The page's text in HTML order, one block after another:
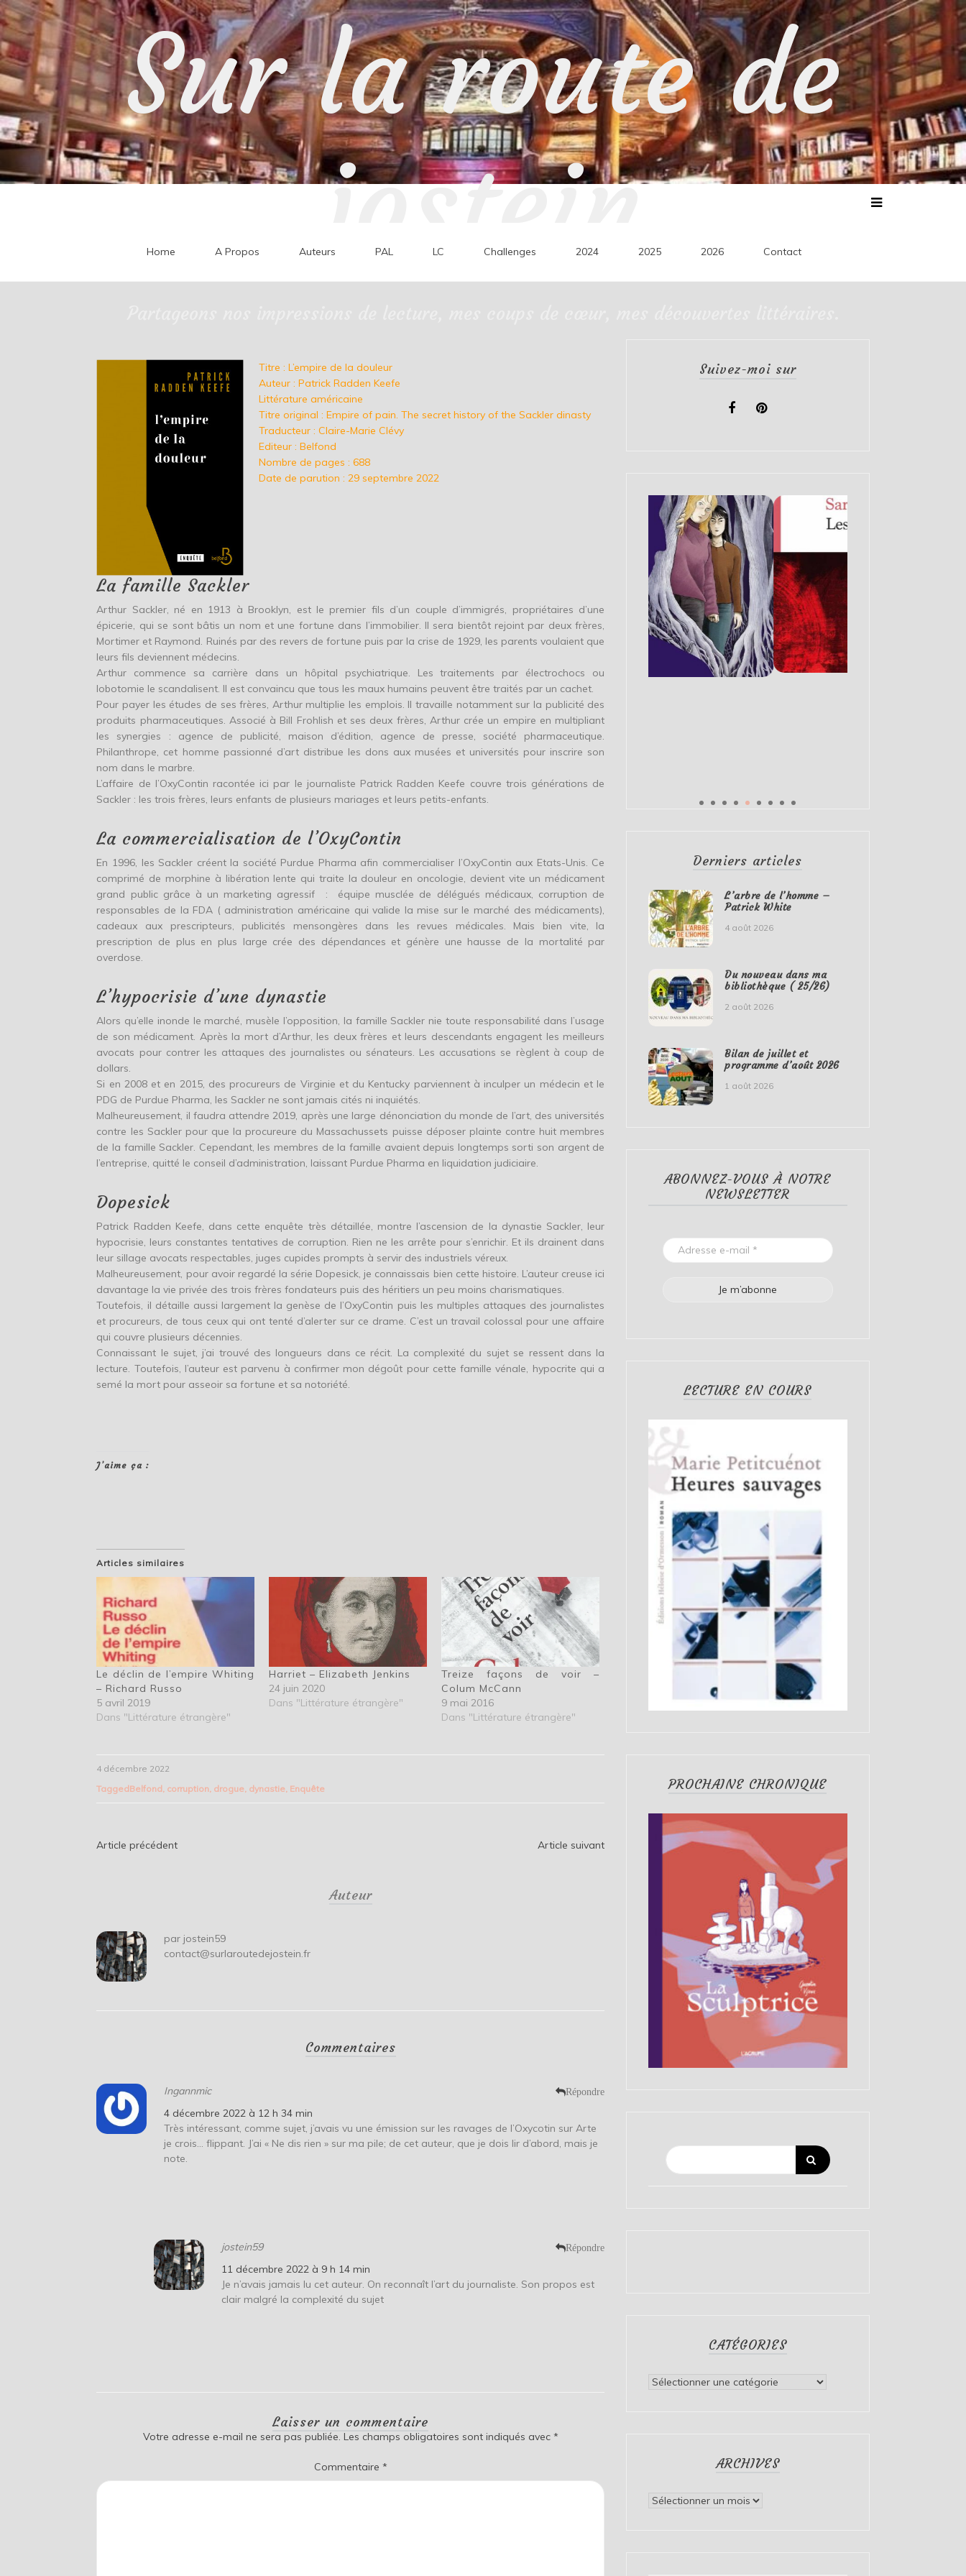
Skip
to
content
Sur la route de
jostein
Home A Propos Auteurs PAL LC Challenges 2024 2025 2026 Contact
Titre : L’empire de la douleur
Auteur : Patrick Radden Keefe
Littérature américaine
Titre original : Empire of pain. The secret history of the Sackler dinasty
Traducteur : Claire-Marie Clévy
Editeur : Belfond
Nombre de pages : 688
Date de parution : 29 septembre 2022
La famille Sackler
Arthur Sackler, né en 1913 à Brooklyn, est le premier fils d’un couple d’immigrés, propriétaires d’une
épicerie, qui se sont bâtis un nom et une fortune dans l’immobilier. Il sera bientôt rejoint par deux frères,
Mortimer et Raymond. Ruinés par des revers de fortune puis par la crise de 1929, les parents voulaient que
leurs fils deviennent médecins.
Arthur commence sa carrière dans un hôpital psychiatrique. Les traitements par électrochocs ou
lobotomie le scandalisent. Il est convaincu que tous les maux humains peuvent être traités par un cachet.
Pour payer les études de ses frères, Arthur multiplie les emplois. Il travaille notamment sur la publicité des
produits pharmaceutiques. Associé à Bill Frohlish et ses deux frères, Arthur crée un empire en multipliant
les synergies : agence de publicité, maison d’édition, agence de presse, société pharmaceutique.
Philanthrope, cet homme passionné d’art distribue les dons aux musées et universités pour inscrire son
nom dans le marbre.
L’affaire de l’OxyContin racontée ici par le journaliste Patrick Radden Keefe couvre trois générations de
Sackler : les trois frères, leurs enfants de plusieurs mariages et leurs petits-enfants.
La commercialisation de l’OxyContin
En 1996, les Sackler créent la société Purdue Pharma afin commercialiser l’OxyContin aux Etats-Unis. Ce
comprimé de morphine à libération lente qui traite la douleur en oncologie, devient vite un médicament
grand public grâce à un marketing agressif : équipe musclée de délégués médicaux, corruption de
responsables de la FDA ( administration américaine qui valide la mise sur le marché des médicaments),
cadeaux aux prescripteurs, publicités mensongères dans les revues médicales. Mais bien vite, la
prescription de plus en plus large crée des dépendances et génère une hausse de la mortalité par
overdose.
L’hypocrisie d’une dynastie
Alors qu’elle inonde le marché, musèle l’opposition, la famille Sackler nie toute responsabilité dans l’usage
de son médicament. Après la mort d’Arthur, les deux frères et leurs descendants engagent les meilleurs
avocats pour contrer les attaques des journalistes ou sénateurs. Les accusations se règlent à coup de
dollars.
Si en 2008 et en 2015, des procureurs de Virginie et du Kentucky parviennent à inculper un médecin et le
PDG de Purdue Pharma, les Sackler ne sont jamais cités ni inquiétés.
Malheureusement, il faudra attendre 2019, après une large dénonciation du monde de l’art, des universités
contre les Sackler pour que la procureure du Massachussets puisse déposer plainte contre huit membres
de la famille Sackler. Cependant, les membres de la famille avaient depuis longtemps sorti son argent de
l’entreprise, quitté le conseil d’administration, laissant Purdue Pharma en liquidation judiciaire.
Dopesick
Patrick Radden Keefe, dans cette enquête très détaillée, montre l’ascension de la dynastie Sackler, leur
hypocrisie, leurs constantes tentatives de corruption. Rien ne les arrête pour s’enrichir. Et ils drainent dans
leur sillage avocats respectables, juges cupides prompts à servir des industriels véreux.
Malheureusement, pour avoir regardé la série Dopesick, je connaissais bien cette histoire. L’auteur creuse ici
davantage la vie privée des trois frères fondateurs puis des héritiers un peu moins charismatiques.
Toutefois, il détaille aussi largement la genèse de l’OxyContin puis les multiples attaques des journalistes
et procureurs, de tous ceux qui ont tenté d’alerter sur ce drame. C’est un travail colossal pour une affaire
qui couvre plusieurs décennies.
Connaissant le sujet, j’ai trouvé des longueurs dans ce récit. La complexité du sujet se ressent dans la
lecture. Toutefois, l’auteur est parvenu à confirmer mon dégoût pour cette famille vénale, hypocrite qui a
semé la mort pour asseoir sa fortune et sa notoriété.
J’aime ça :
Articles similaires
Le déclin de l’empire Whiting
– Richard Russo
5 avril 2019
Dans "Littérature étrangère"
Harriet – Elizabeth Jenkins
24 juin 2020
Dans "Littérature étrangère"
Treize façons de voir –
Colum McCann
9 mai 2016
Dans "Littérature étrangère"
4 décembre 2022
TaggedBelfond, corruption, drogue, dynastie, Enquête
Navigation
Article précédent Article suivant
Auteur
par jostein59
contact@surlaroutedejostein.fr
Commentaires
Ingannmic Répondre
4 décembre 2022 à 12 h 34 min
Très intéressant, comme sujet, j’avais vu une émission sur les ravages de l’Oxycotin sur Arte
je crois… flippant. J’ai « Ne dis rien » sur ma pile; de cet auteur, que je dois lir d’abord, mais je
note.
jostein59 Répondre
11 décembre 2022 à 9 h 14 min
Je n’avais jamais lu cet auteur. On reconnaît l’art du journaliste. Son propos est
clair malgré la complexité du sujet
Laisser un commentaire
Votre adresse e-mail ne sera pas publiée. Les champs obligatoires sont indiqués avec *
Commentaire *
Suivez-moi sur
Derniers articles
L’arbre de l’homme –
Patrick White
4 août 2026
Du nouveau dans ma
bibliothèque ( 25/26)
2 août 2026
Bilan de juillet et
programme d’août 2026
1 août 2026
ABONNEZ-VOUS À NOTRE
NEWSLETTER
LECTURE EN COURS
PROCHAINE CHRONIQUE
CATÉGORIES
Catégories
ARCHIVES
Archives